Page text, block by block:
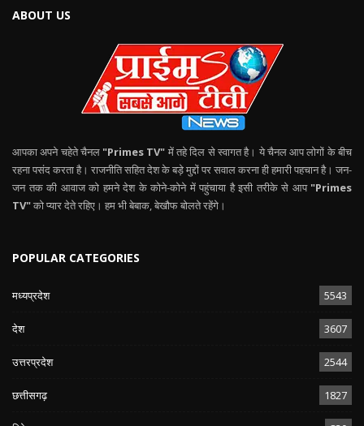
ABOUT US
आपका अपने चहेते चैनल "Primes TV" में तहे दिल से स्वागत है। ये चैनल आप लोगों के बीच
रहना पसंद करता है। राजनीति सहित देश के बड़े मुद्दों पर सवाल करना ही हमारी पहचान है। जन-
जन तक की आवाज को हमने देश के कोने-कोने में पहुंचाया है इसी तरीके से आप "Primes
TV"को प्यार देते रहिए। हम भी बेबाक, बेखौफ बोलते रहेंगे।
POPULAR CATEGORIES
मध्यप्रदेश 5543
देश 3607
उत्तरप्रदेश 2544
छत्तीसगढ़ 1827